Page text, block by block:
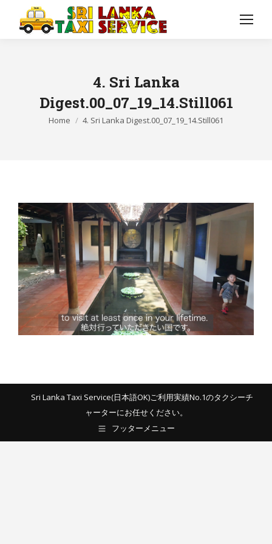
4. Sri Lanka
Digest.00_07_19_14.Still061
You are here:
Home 4. Sri Lanka Digest.00_07_19_14.Still061
Sri Lanka Taxi Service(日本語OK)ご利用実績No.1のタクシーチ
ャーターにお任せください。
フッターメニュー